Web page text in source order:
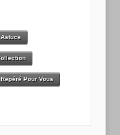
Astuce
Repéré Pour Vous